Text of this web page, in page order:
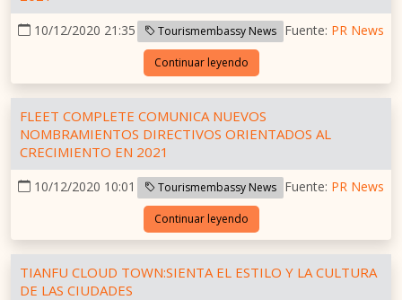
10/12/2020 21:35 Tourismembassy News Fuente: PR News
Continuar leyendo
FLEET COMPLETE COMUNICA NUEVOS
NOMBRAMIENTOS DIRECTIVOS ORIENTADOS AL
CRECIMIENTO EN 2021
10/12/2020 10:01 Tourismembassy News Fuente: PR News
Continuar leyendo
TIANFU CLOUD TOWN:SIENTA EL ESTILO Y LA CULTURA
DE LAS CIUDADES